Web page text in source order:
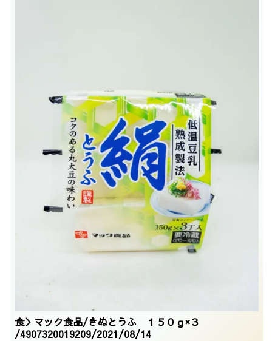
食＞マック食品/きぬとうふ １５０ｇ×３
/4907320019209/2021/08/14